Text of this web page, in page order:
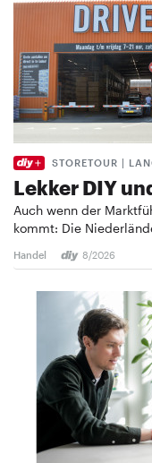
STORETOUR |
Lekker DIY
Auch wenn der
kommt: Die
Handel 8/2026